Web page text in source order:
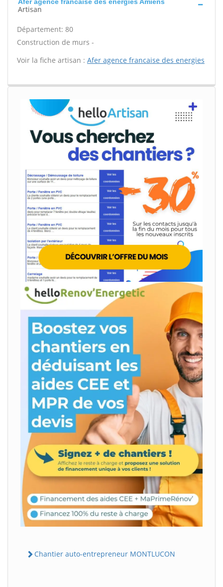
Artisan
Département: 80
Construction de murs -
Voir la fiche artisan : Afer agence francaise des energies
Chantier auto-entrepreneur MONTLUCON